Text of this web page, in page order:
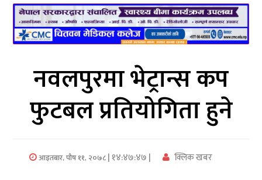
पत्रिका
सम्पादकीय
अन्तर्राष्ट्रिय
अर्थ/
मनाेरञ्जन
नवलपुरमा भेट्रान्स कप
फुटबल प्रतियोगिता हुने
आइतबार, पौष ११, २०७८| १४:४७:४७ | क्लिक खबर